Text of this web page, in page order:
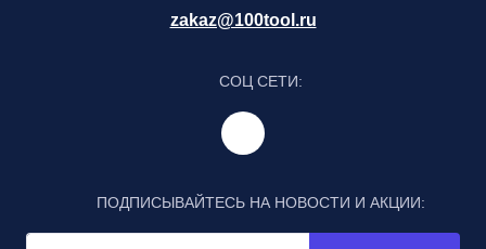
zakaz@100tool.ru
СОЦ СЕТИ:
ПОДПИСЫВАЙТЕСЬ НА НОВОСТИ И АКЦИИ: